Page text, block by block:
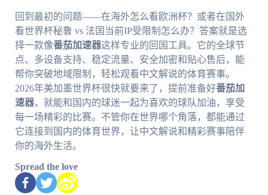
回到最初的问题——在海外怎么看欧洲杯？或者在国外
看世界杯秘鲁 vs 法国当前IP受限制怎么办？答案就是选
择一款像番茄加速器这样专业的回国工具。它的全球节
点、多设备支持、稳定流量、安全加密和贴心售后，能
帮你突破地域限制，轻松观看中文解说的体育赛事。
2026年美加墨世界杯很快就要来了，提前准备好番茄加
速器，就能和国内的球迷一起为喜欢的球队加油，享受
每一场精彩的比赛。不管你在世界哪个角落，都能通过
它连接到国内的体育世界，让中文解说和精彩赛事陪伴
你的海外生活。
Spread the love